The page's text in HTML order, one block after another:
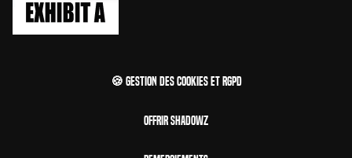
🍪 Gestion des cookies et RGPD
Offrir Shadowz